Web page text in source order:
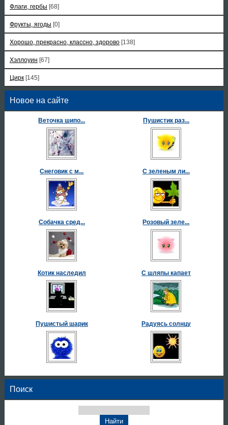
Флаги, гербы [68]
Фрукты, ягоды [0]
Хорошо, прекрасно, классно, здорово [138]
Хэллоуин [67]
Цирк [145]
Новое на сайте
Веточка шипо... Пушистик раз...
Снеговик с м... С зеленым ли...
Собачка сред... Розовый зеле...
Котик наследил С шляпы капает
Пушистый шарик Радуясь солнцу
Поиск